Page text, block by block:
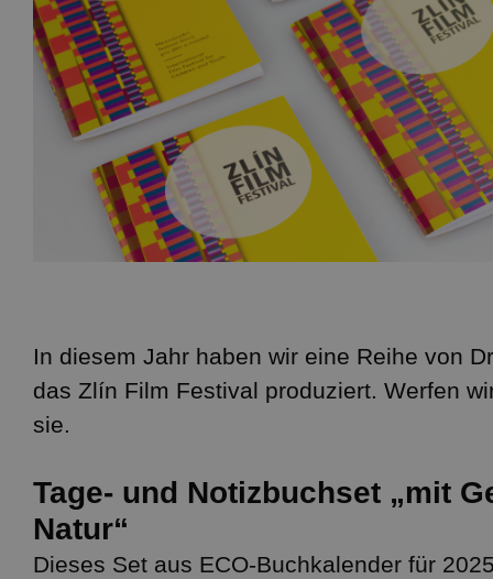
In diesem Jahr haben wir eine Reihe von
das Zlín Film Festival produziert. Werfen
sie.
Tage- und Notizbuchset „mit
Natur“
Dieses Set aus ECO-Buchkalender für